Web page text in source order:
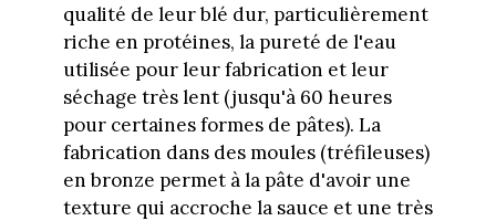
qualité de leur blé dur, particulièrement
riche en protéines, la pureté de l'eau
utilisée pour leur fabrication et leur
séchage très lent (jusqu'à 60 heures
pour certaines formes de pâtes). La
fabrication dans des moules (tréfileuses)
en bronze permet à la pâte d'avoir une
texture qui accroche la sauce et une très